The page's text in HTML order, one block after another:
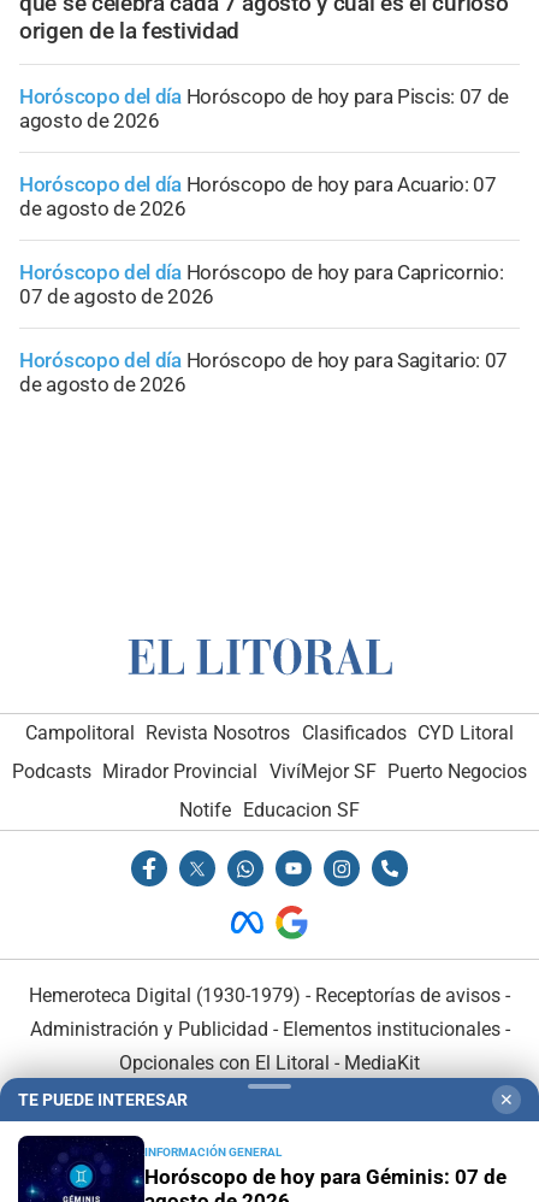
origen de la festividad
Horóscopo del día Horóscopo de hoy para Piscis: 07 de
agosto de 2026
Horóscopo del día Horóscopo de hoy para Acuario: 07
de agosto de 2026
Horóscopo del día Horóscopo de hoy para Capricornio:
07 de agosto de 2026
Horóscopo del día Horóscopo de hoy para Sagitario: 07
de agosto de 2026
Campolitoral Revista Nosotros Clasificados CYD Litoral
Podcasts Mirador Provincial VivíMejor SF Puerto Negocios
Notife Educacion SF
Hemeroteca Digital (1930-1979) - Receptorías de avisos -
Administración y Publicidad - Elementos institucionales-
Opcionales con El Litoral - MediaKit
TE PUEDE INTERESAR ✕
INFORMACIÓN GENERAL
Horóscopo de hoy para Géminis: 07 de